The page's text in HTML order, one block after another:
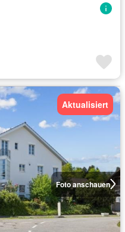
Foto anschauen
Aktualisiert